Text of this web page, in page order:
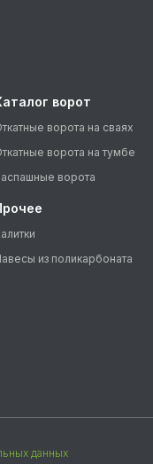
ворот
ворота на сваях
ворота на тумбе
ворота
из поликарбоната
данных